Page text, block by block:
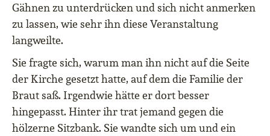
Gähnen zu unterdrücken und sich nicht anmerken
zu lassen, wie sehr ihn diese Veranstaltung
langweilte.
Sie fragte sich, warum man ihn nicht auf die Seite
der Kirche gesetzt hatte, auf dem die Familie der
Braut saß. Irgendwie hätte er dort besser
hingepasst. Hinter ihr trat jemand gegen die
hölzerne Sitzbank. Sie wandte sich um und ein